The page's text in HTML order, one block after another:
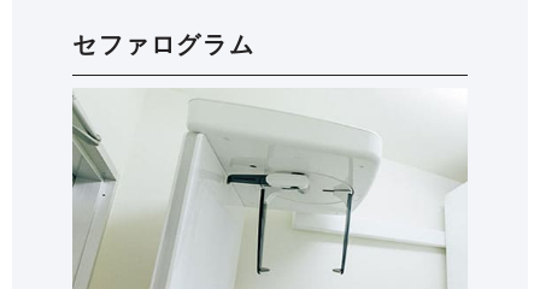
セファログラム